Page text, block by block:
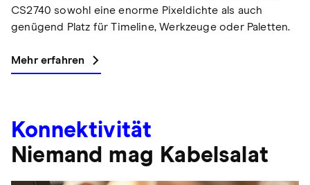
CS2740 sowohl eine enorme Pixeldichte als auch
genügend Platz für Timeline, Werkzeuge oder Paletten.
Mehr erfahren
Konnektivität
Niemand mag Kabelsalat